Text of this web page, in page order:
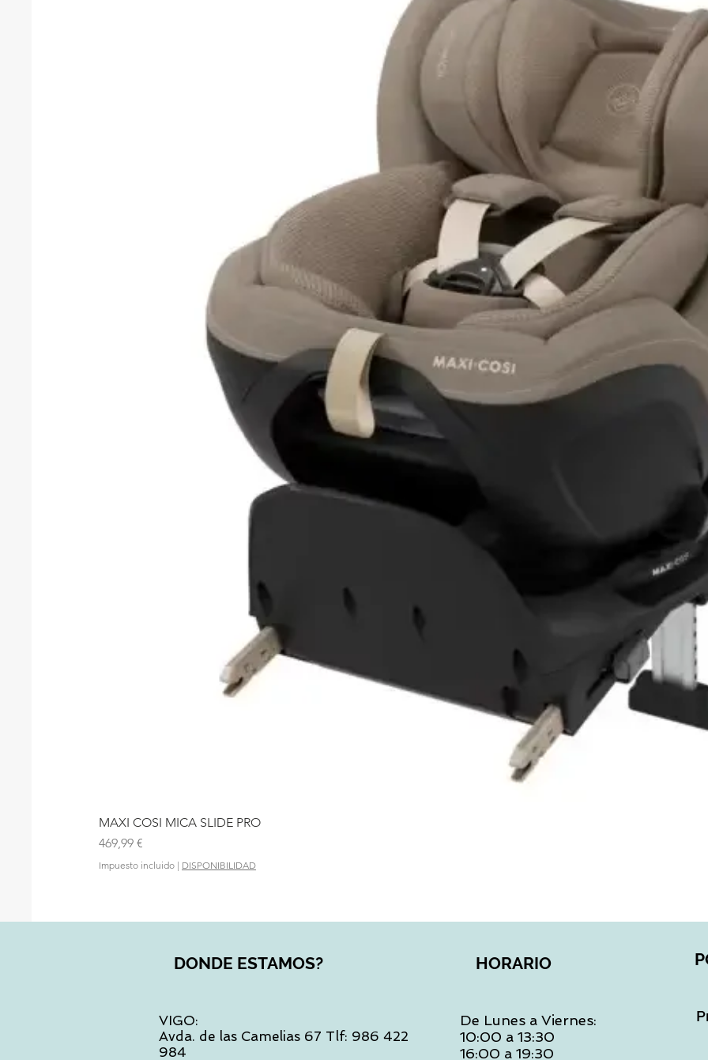
MAXI COSI MICA SLIDE PRO
Precio
469,99 €
Impuesto incluido | DISPONIBILIDAD
DONDE ESTAMOS?
VIGO:
Avda. de las Camelias 67 Tlf: 986 422
984
HORARIO
De Lunes a Viernes:
10:00 a 13:30
16:00 a 19:30